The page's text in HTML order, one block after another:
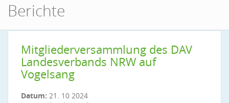
Berichte
Mitgliederversammlung des DAV
Landesverbands NRW auf
Vogelsang
Datum: 21. 10 2024